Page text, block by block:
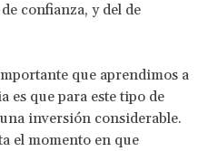
confianza, y del de
que aprendimos a
es que para este tipo de
inversión considerable.
el momento en que